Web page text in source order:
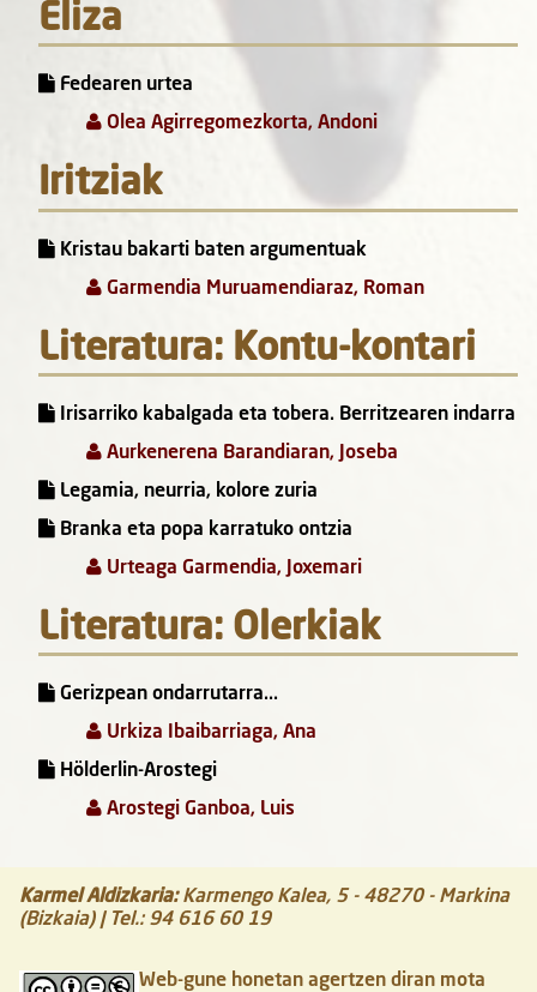
Eliza
Fedearen urtea
Olea Agirregomezkorta, Andoni
Iritziak
Kristau bakarti baten argumentuak
Garmendia Muruamendiaraz, Roman
Literatura: Kontu-kontari
Irisarriko kabalgada eta tobera. Berritzearen indarra
Aurkenerena Barandiaran, Joseba
Legamia, neurria, kolore zuria
Branka eta popa karratuko ontzia
Urteaga Garmendia, Joxemari
Literatura: Olerkiak
Gerizpean ondarrutarra...
Urkiza Ibaibarriaga, Ana
Hölderlin-Arostegi
Arostegi Ganboa, Luis
Karmel Aldizkaria: Karmengo Kalea, 5 - 48270- Markina
(Bizkaia)| Tel.: 94 616 60 19
Web-gune honetan agertzen diran mota